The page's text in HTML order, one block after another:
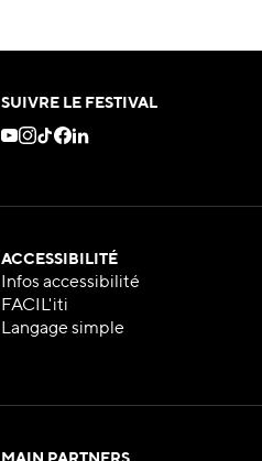
SUIVRE LE FESTIVAL
ACCESSIBILITÉ
Infos accessibilité
FACIL'iti
Langage simple